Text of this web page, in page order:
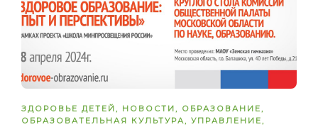
ЗДОРОВЬЕ ДЕТЕЙ, НОВОСТИ, ОБРАЗОВАНИЕ,
ОБРАЗОВАТЕЛЬНАЯ КУЛЬТУРА, УПРАВЛЕНИЕ,